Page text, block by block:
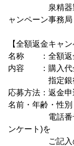
泉精器製作
ャンペーン事務局
【全額返金キャ
名称 ：全額返
内容 ：購入代金
指定銀行口
応募方法：返金
名前・年齢・性別
電話番号・ご
ンケート)を
ご記入の上、